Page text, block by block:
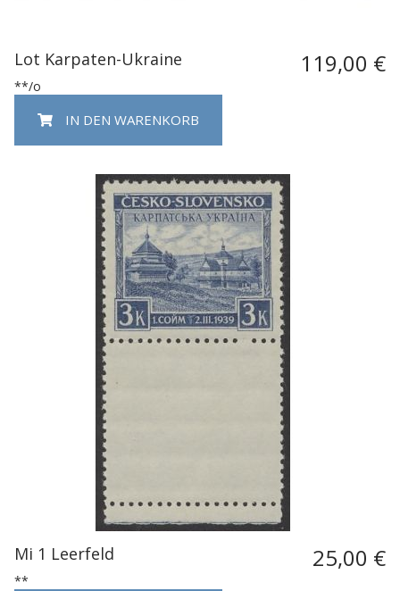
Lot Karpaten-Ukraine 119,00 €
**/o
IN DEN WARENKORB
Mi 1 Leerfeld 25,00 €
**